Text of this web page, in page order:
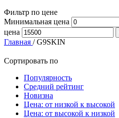
Фильтр по цене
Минимальная цена
цена
Главная / G9SKIN
Сортировать по
Популярность
Средний рейтинг
Новизна
Цена: от низкой к высокой
Цена: от высокой к низкой